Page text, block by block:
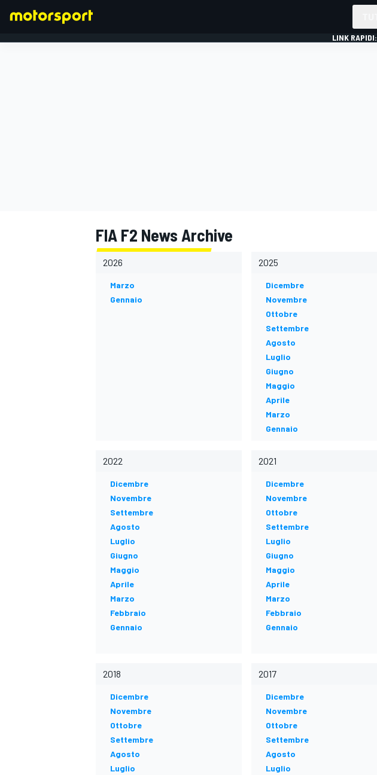
LINK RAPIDI:
FIA F2 News Archive
2026
Marzo
Gennaio
2025
Dicembre
Novembre
Ottobre
Settembre
Agosto
Luglio
Giugno
Maggio
Aprile
Marzo
Gennaio
2022
Dicembre
Novembre
Settembre
Agosto
Luglio
Giugno
Maggio
Aprile
Marzo
Febbraio
Gennaio
2021
Dicembre
Novembre
Ottobre
Settembre
Luglio
Giugno
Maggio
Aprile
Marzo
Febbraio
Gennaio
2018
Dicembre
Novembre
Ottobre
Settembre
Agosto
Luglio
2017
Dicembre
Novembre
Ottobre
Settembre
Agosto
Luglio